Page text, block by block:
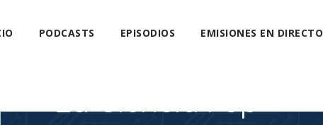
PODCASTS EPISODIOS EMISIONES EN DIRECTO
La Ciencia Pop